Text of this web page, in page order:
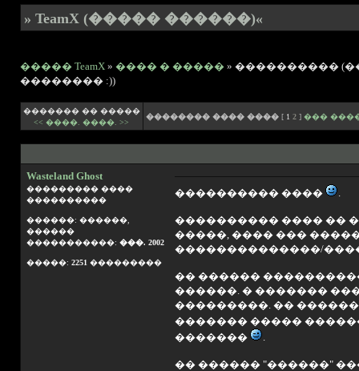
» TeamX (����� ������)«
����� TeamX» ���� � �����» ����������
�������� :))
������� �� �����
<< ����. ����. >>
�������� ���� ����[ 1 2] ���
Wasteland Ghost
��������� ����
����������
������: ������,
������
�����������: ���. 2002
�����: 2251 ���������
���������� ���� .
���������� ���� ��
�����, ���� ���
��������������/
�� ������
������. � �������
���������. ��
������� �����
�������
.
�� ������ "������"